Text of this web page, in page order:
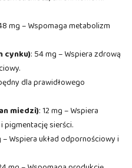
mg – Wspomaga metabolizm
cynku): 54 mg – Wspiera zdrową
dla prawidłowego
miedzi): 12 mg – Wspiera
pigmentację sierści.
– Wspiera układ odpornościowy i